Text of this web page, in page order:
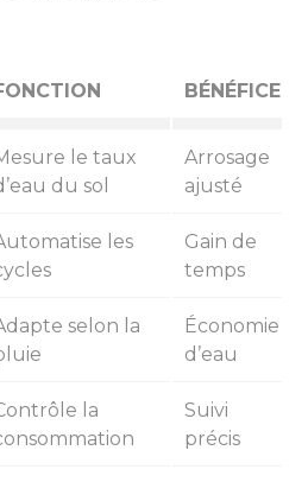
BÉNÉFICE
le taux
du sol
Arrosage
ajusté
les
Gain de
temps
selon la
Économie
d’eau
la
Suivi
précis